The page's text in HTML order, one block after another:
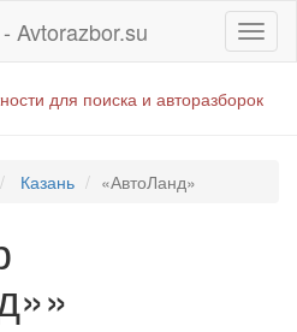
Avtorazbor.su
для поиска и авторазборок
Казань «АвтоЛанд»